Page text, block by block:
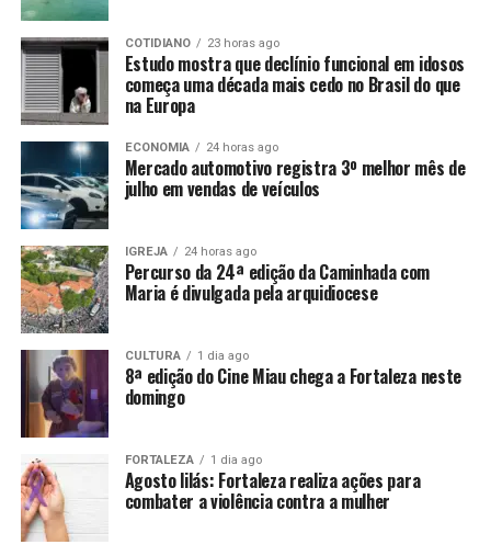
COTIDIANO 23 horas ago
Estudo mostra que declínio funcional em idosos
começa uma década mais cedo no Brasil do que
na Europa
ECONOMIA 24 horas ago
Mercado automotivo registra 3º melhor mês de
julho em vendas de veículos
IGREJA 24 horas ago
Percurso da 24ª edição da Caminhada com
Maria é divulgada pela arquidiocese
CULTURA 1 dia ago
8ª edição do Cine Miau chega a Fortaleza neste
domingo
FORTALEZA 1 dia ago
Agosto lilás: Fortaleza realiza ações para
combater a violência contra a mulher